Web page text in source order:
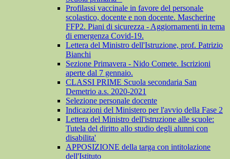
Profilassi vaccinale in favore del personale
scolastico, docente e non docente. Mascherine
FFP2. Piani di sicurezza - Aggiornamenti in tema
di emergenza Covid-19.
Lettera del Ministro dell'Istruzione, prof. Patrizio
Bianchi
Sezione Primavera - Nido Comete. Iscrizioni
aperte dal 7 gennaio.
CLASSI PRIME Scuola secondaria San
Demetrio a.s. 2020-2021
Selezione personale docente
Indicazioni del Ministero per l'avvio della Fase 2
Lettera del Ministro dell'istruzione alle scuole:
Tutela del diritto allo studio degli alunni con
disabilita'
APPOSIZIONE della targa con intitolazione
dell'Istituto